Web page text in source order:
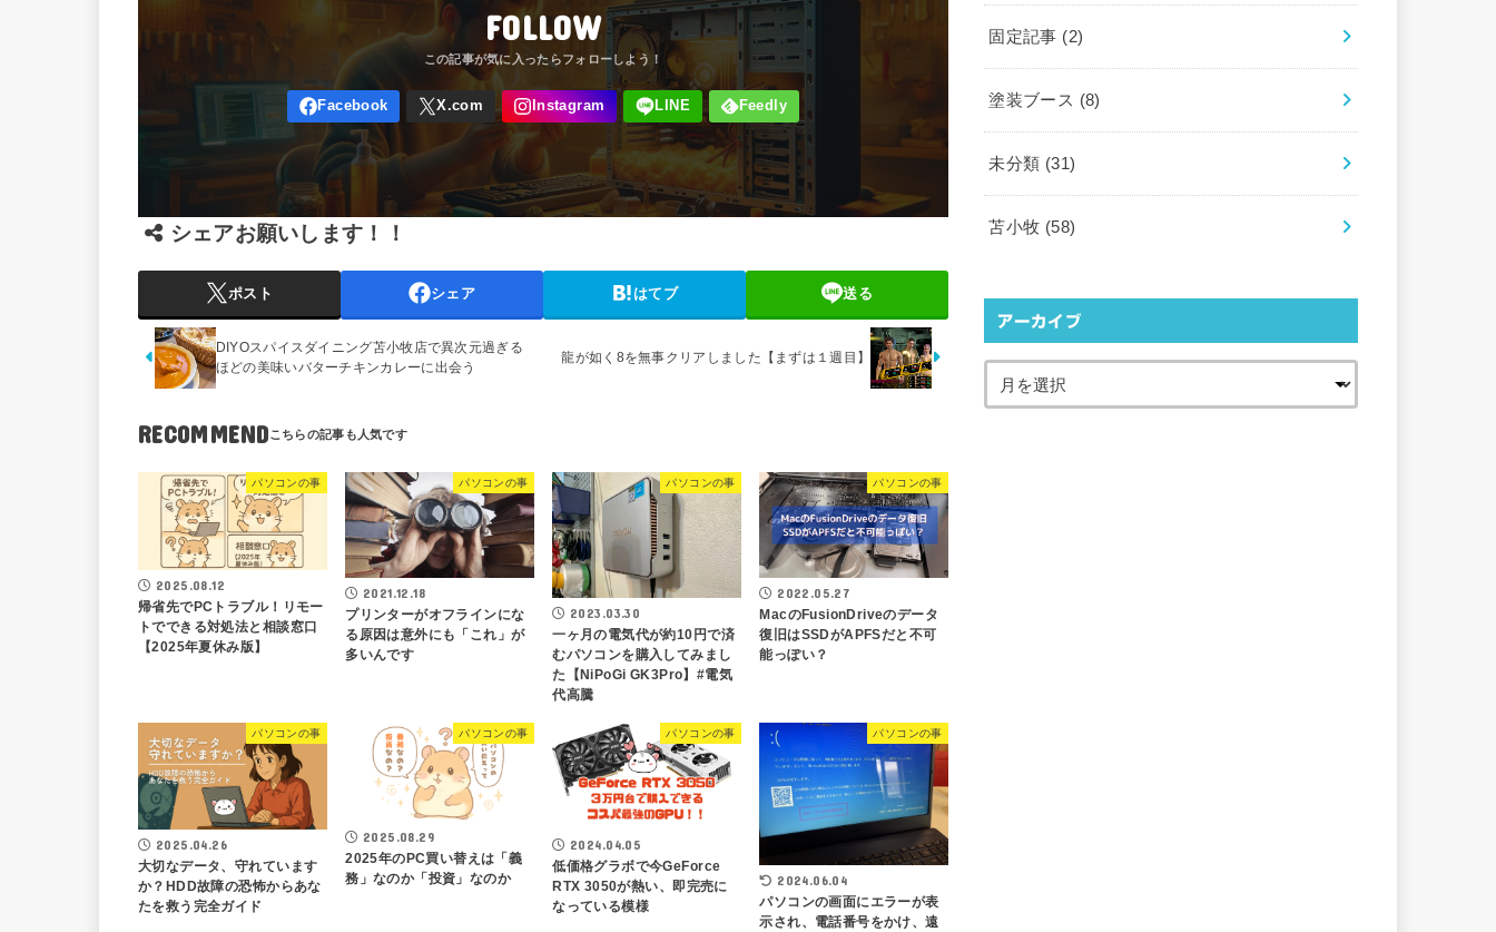
FOLLOW
シェアお願いします！！
ポスト シェア はてブ 送る
龍が如く8を無事クリアしました【まずは１週目】
DIYOスパイスダイニング苫小牧店で異次元過ぎる
ほどの美味いバターチキンカレーに出会う
RECOMMEND
パソコンの事
2025.08.12
帰省先でPCトラブル！リモー
トでできる対処法と相談窓口
【2025年夏休み版】
パソコンの事
2021.12.18
プリンターがオフラインにな
る原因は意外にも「これ」が
多いんです
パソコンの事
2023.03.30
一ヶ月の電気代が約10円で済
むパソコンを購入してみまし
た【NiPoGi GK3Pro】#電気
代高騰
パソコンの事
2022.05.27
MacのFusionDriveのデータ
復旧はSSDがAPFSだと不可
能っぽい？
パソコンの事
2025.04.26
大切なデータ、守れています
か？HDD故障の恐怖からあな
たを救う完全ガイド
パソコンの事
2025.08.29
2025年のPC買い替えは「義
務」なのか「投資」なのか
パソコンの事
2024.04.05
低価格グラボで今GeForce
RTX 3050が熱い、即完売に
なっている模様
パソコンの事
2024.06.04
パソコンの画面にエラーが表
示され、電話番号をかけ、遠
固定記事 (2)
塗装ブース (8)
未分類 (31)
苫小牧 (58)
アーカイブ